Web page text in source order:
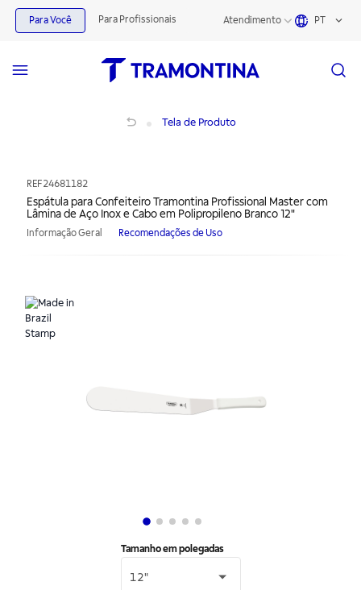
Para Você Para Profissionais Atendimento PT
Tela de Produto
REF24681182
Espátula para Confeiteiro Tramontina Profissional Master com
Lâmina de Aço Inox e Cabo em Polipropileno Branco 12"
Informação Geral Recomendações de Uso
Tamanho em polegadas
12"